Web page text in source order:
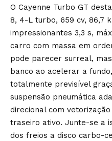
O Cayenne Turbo GT
8, 4-L turbo, 659 cv, 86,7
impressionantes 3,3 s,
carro com massa em
pode parecer surreal,
banco ao acelerar a
totalmente previsível
suspensão pneumática
direcional com
traseiro ativo. Junte-se a
dos freios a disco carbo-